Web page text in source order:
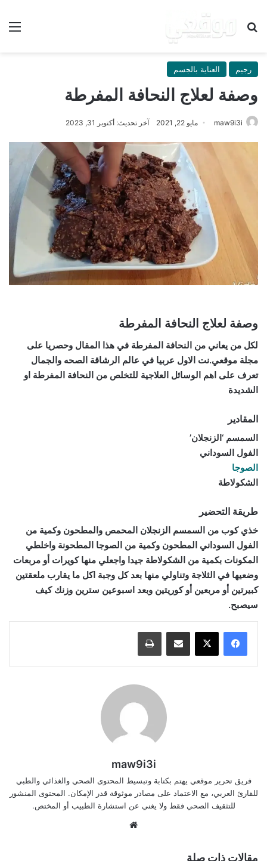
بحث عن
رجيم العناية بالجسم
وصفة لعلاج النحافة المفرطة
maw9i3i مايو 22, 2021 آخر تحديث: أكتوبر 31, 2023
وصفة لعلاج النحافة المفرطة
لكل من يعاني من النحافة المفرطة في هذا المقال وحصريا على
مجلة موقعي.نت الاول عربيا في عالم الرشاقة الصحه والجمال
تعرف على اهم الوسائل العلاجية للتخلص من النحافة المفرطة او
الشديدة
المقادير
السمسم ‘الزنجلان’
الفول السوداني
الصوجا
الشكولاطة
طريقة التحضير
خذي كوب من السمسم الزنجلان المحمص والمطحون وكمية من
الفول السوداني المطحون وكمية من الصوجا المطحونة واخلطي
المكونات بكمية من الشكولاطة جيدا واجعلي منها كويرات أو مربعات
وضعيها في الثلاجة وتناولي منها بعد كل وجبة اكل ما يقارب ملعقتين
كبيرتين أو مربعين أو كوريتين وبعد اسبوعين سترين وزنك كيف
سيصبح.
مشاركة عبر البريد طباعة
maw9i3i
فريق تحرير موقعي يهتم بكتابة وتبسيط المحتوى الصحي والغذائي والطبي
للقارئ العربي، مع الاعتماد على مصادر موثوقة قدر الإمكان. المحتوى المنشور
للتثقيف الصحي فقط ولا يغني عن استشارة الطبيب أو المختص.
مقالات ذات صلة